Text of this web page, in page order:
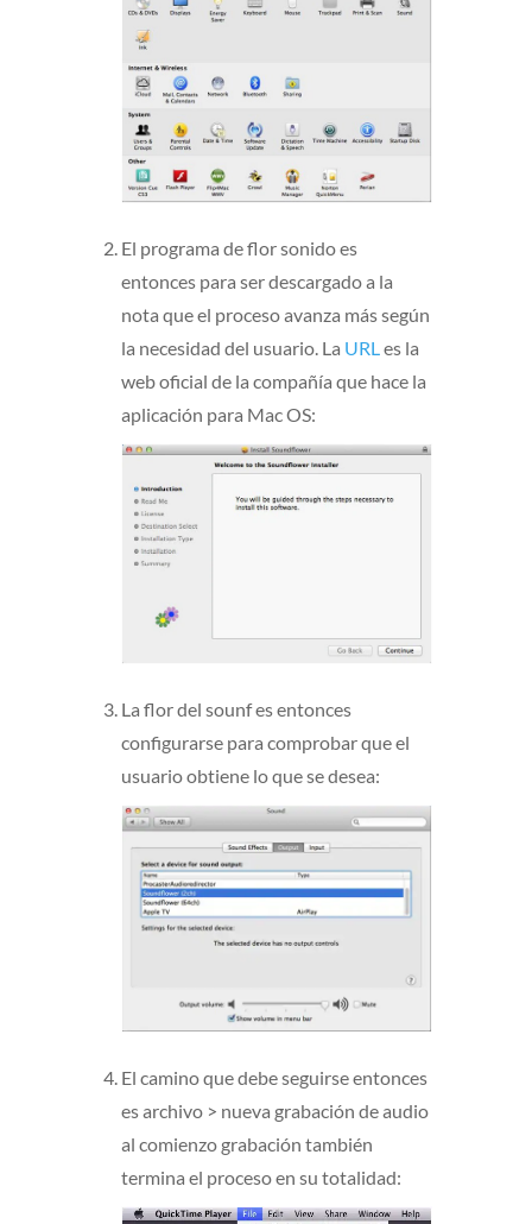
El programa de flor sonido es
entonces para ser descargado a la
nota que el proceso avanza más según
la necesidad del usuario. La URLes la
web oficial de la compañía que hace la
aplicación para Mac OS:
La flor del sounf es entonces
configurarse para comprobar que el
usuario obtiene lo que se desea:
El camino que debe seguirse entonces
es archivo > nueva grabación de audio
al comienzo grabación también
termina el proceso en su totalidad: